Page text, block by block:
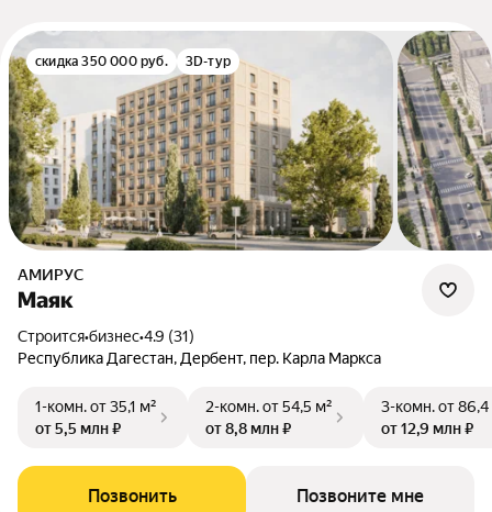
скидка 350 000 руб. 3D-тур
АМИРУС
Маяк
Строится•бизнес•4.9 (31)
Республика Дагестан, Дербент, пер. Карла Маркса
1-комн.от 35,1 м²
от 5,5 млн ₽
2-комн.от 54,5 м²
от 8,8 млн ₽
3-комн.от 86,4
от 12,9 млн ₽
Позвонить Позвоните мне